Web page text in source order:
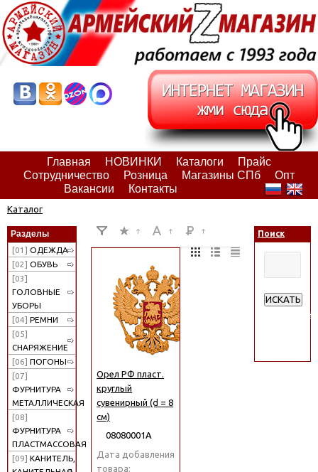
Главная НОВИНКИ Каталоги
Прайс
Сотрудничество
Розница Магазины СПб
Опт
Вакансии
Контакты
Каталог
Разделы
[01] ОДЕЖДА
[02] ОБУВЬ
[03]
ГОЛОВНЫЕ
УБОРЫ
[04] РЕМНИ
[05]
СНАРЯЖЕНИЕ
[06] ПОГОНЫ
[07]
ФУРНИТУРА
МЕТАЛЛИЧЕСКАЯ
[08]
ФУРНИТУРА
ПЛАСТМАССОВАЯ
[09] КАНИТЕЛЬ,
Орел РФ пласт.
круглый
сувенирный (d = 8
см)
08080001А
Дата добавления
товара:
Поиск
ИСКАТЬ